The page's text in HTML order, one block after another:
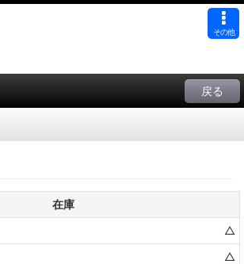
その他
戻る
在庫
△
△